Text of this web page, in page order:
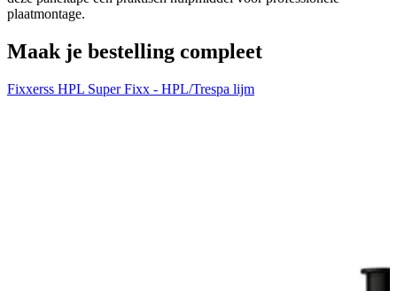
plaatmontage.
Maak je bestelling compleet
Fixxerss HPL Super Fixx - HPL/Trespa lijm